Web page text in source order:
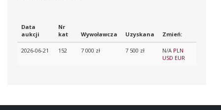
Data
aukcji
Nr
kat
Wywoławcza Uzyskana Zmień:
2026-06-21 152 7 000 zł 7 500 zł N/A PLN
USD EUR